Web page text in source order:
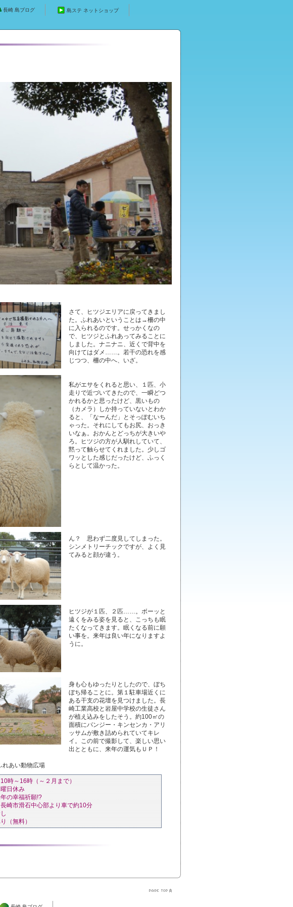
長崎 島ブログ 島ステ ネットショップ
さて、ヒツジエリアに戻ってきまし
た。ふれあいということは→柵の中
に入られるのです。せっかくなの
で、ヒツジとふれあってみることに
しました。ナニナニ、近くで背中を
向けてはダメ……。若干の恐れを感
じつつ、柵の中へ、いざ。
私がエサをくれると思い、１匹、小
走りで近づいてきたので、一瞬どつ
かれるかと思ったけど、黒いもの
（カメラ）しか持っていないとわか
ると、「なーんだ」とそっぽむいち
ゃった。それにしてもお尻、おっき
いなぁ。おかんとどっちが大きいや
ろ。ヒツジの方が人馴れしていて、
黙って触らせてくれました。少しゴ
ワッとした感じだったけど、ふっく
らとして温かった。
ん？ 思わず二度見してしまった。
シンメトリーチックですが、よく見
てみると顔が違う。
ヒツジが１匹、２匹……。ボーッと
遠くをみる姿を見ると、こっちも眠
たくなってきます。眠くなる前に願
い事を。来年は良い年になりますよ
うに。
身も心もゆったりとしたので、ぼち
ぼち帰ることに。第１駐車場近くに
ある干支の花壇を見つけました。長
崎工業高校と岩屋中学校の生徒さん
が植え込みをしたそう。約100㎡の
面積にパンジー・キンセンカ・アリ
ッサムが敷き詰められていてキレ
イ。この前で撮影して、楽しい思い
出とともに、来年の運気もＵＰ！
あい動物広場
時～16時（～２月まで）
日休み
の幸福祈願!?
崎市滑石中心部より車で約10分
（無料）